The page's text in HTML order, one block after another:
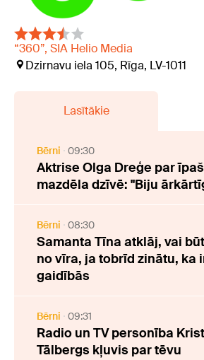
“360”, SIA Helio Media
Dzirnavu iela 105, Rīga, LV-1011
Lasītākie
Bērni 09:30
Aktrise Olga Dreģe par
mazdēla dzīvē: "Biju
Bērni 08:30
Samanta Tīna atklāj, vai
no vīra, ja tobrīd zinātu, ka
gaidībās
Bērni 09:31
Radio un TV personība
Tālbergs kļuvis par tēvu